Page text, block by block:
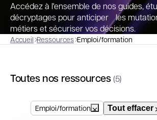
Accédez à l'ensemble de nos guides,
décryptages pour anticiper les
métiers et sécuriser vos décisions.
Accueil Ressources Emploi/formation
Toutes nos ressources(5)
Emploi/formation Tout effacer